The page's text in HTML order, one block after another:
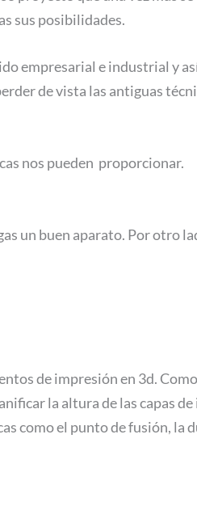
sus posibilidades.
empresarial e industrial y
de vista las antiguas
nos pueden proporcionar.
un buen aparato. Por otro
de impresión en 3d.
la altura de las capas
como el punto de fusión, la